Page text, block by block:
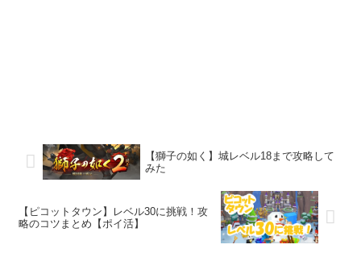
【獅子の如く】城レベル18まで攻略して
みた
【ピコットタウン】レベル30に挑戦！攻
略のコツまとめ【ポイ活】